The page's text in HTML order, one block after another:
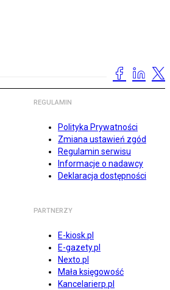
REGULAMIN
Polityka Prywatności
Zmiana ustawień zgód
Regulamin serwisu
Informacje o nadawcy
Deklaracja dostępności
PARTNERZY
E-kiosk.pl
E-gazety.pl
Nexto.pl
Mała księgowość
Kancelarierp.pl